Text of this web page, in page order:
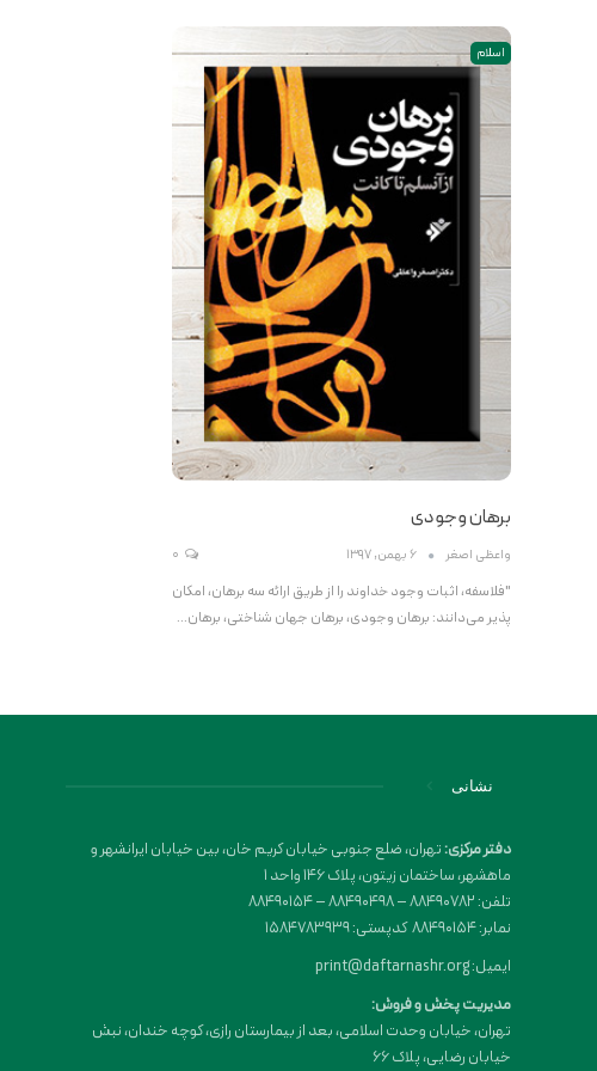
اسلام
برهان وجودی
واعظی اصغر 6 بهمن, 1397
"فلاسفه، اثبات وجود خداوند را از طریق ارائه سه برهان، امکان
پذیر می‌دانند: برهان وجودی، برهان جهان شناختی، برهان…
نشانی
دفتر مرکزی:تهران، ضلع جنوبی خیابان کریم خان، بین خیابان ایرانشهر و
ماهشهر، ساختمان زیتون، پلاک 146 واحد 1
تلفن: 88490782 – 88490498 – 88490154
نمابر: 88490154 کدپستی: 1584783939
ایمیل: print@daftarnashr.org
مدیریت پخش و فروش:
تهران، خیابان وحدت اسلامی، بعد از بیمارستان رازی، کوچه خندان، نبش
خیابان رضایی، پلاک ۶۶